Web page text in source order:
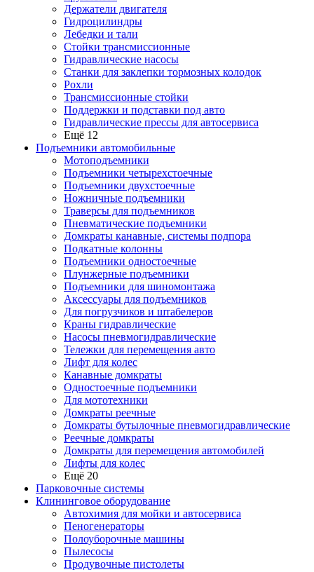
Держатели двигателя
Гидроцилиндры
Лебедки и тали
Стойки трансмиссионные
Гидравлические насосы
Cтанки для заклепки тормозных колодок
Рохли
Трансмиссионные стойки
Поддержки и подставки под авто
Гидравлические прессы для автосервиса
Ещё 12
Подъемники автомобильные
Мотоподъемники
Подъемники четырехстоечные
Подъемники двухстоечные
Ножничные подъемники
Траверсы для подъемников
Пневматические подъемники
Домкраты канавные, системы подпора
Подкатные колонны
Подъемники одностоечные
Плунжерные подъемники
Подъемники для шиномонтажа
Аксессуары для подъемников
Для погрузчиков и штабелеров
Краны гидравлические
Насосы пневмогидравлические
Тележки для перемещения авто
Лифт для колес
Канавные домкраты
Одностоечные подъемники
Для мототехники
Домкраты реечные
Домкраты бутылочные пневмогидравлические
Реечные домкраты
Домкраты для перемещения автомобилей
Лифты для колес
Ещё 20
Парковочные системы
Клининговое оборудование
Автохимия для мойки и автосервиса
Пеногенераторы
Полоуборочные машины
Пылесосы
Продувочные пистолеты